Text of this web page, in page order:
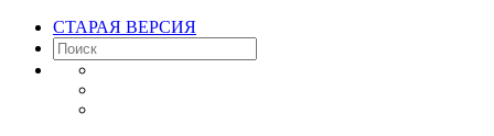
СТАРАЯ ВЕРСИЯ